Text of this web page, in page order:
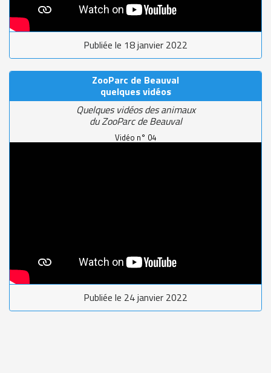
Publiée le 18 janvier 2022
ZooParc de Beauval
quelques vidéos
Quelques vidéos des animaux
du ZooParc de Beauval
Vidéo n° 04
Publiée le 24 janvier 2022